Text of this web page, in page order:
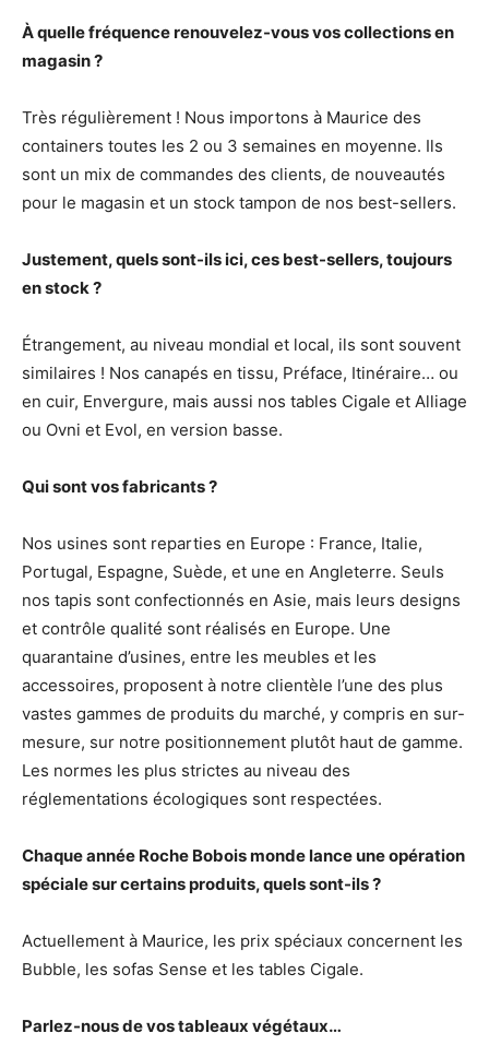
À quelle fréquence renouvelez-vous vos collections en
magasin ?
Très régulièrement ! Nous importons à Maurice des
containers toutes les 2 ou 3 semaines en moyenne. Ils
sont un mix de commandes des clients, de nouveautés
pour le magasin et un stock tampon de nos best-sellers.
Justement, quels sont-ils ici, ces best-sellers, toujours
en stock ?
Étrangement, au niveau mondial et local, ils sont souvent
similaires ! Nos canapés en tissu, Préface, Itinéraire… ou
en cuir, Envergure, mais aussi nos tables Cigale et Alliage
ou Ovni et Evol, en version basse.
Qui sont vos fabricants ?
Nos usines sont reparties en Europe : France, Italie,
Portugal, Espagne, Suède, et une en Angleterre. Seuls
nos tapis sont confectionnés en Asie, mais leurs designs
et contrôle qualité sont réalisés en Europe. Une
quarantaine d’usines, entre les meubles et les
accessoires, proposent à notre clientèle l’une des plus
vastes gammes de produits du marché, y compris en sur-
mesure, sur notre positionnement plutôt haut de gamme.
Les normes les plus strictes au niveau des
réglementations écologiques sont respectées.
Chaque année Roche Bobois monde lance une opération
spéciale sur certains produits, quels sont-ils ?
Actuellement à Maurice, les prix spéciaux concernent les
Bubble, les sofas Sense et les tables Cigale.
Parlez-nous de vos tableaux végétaux…